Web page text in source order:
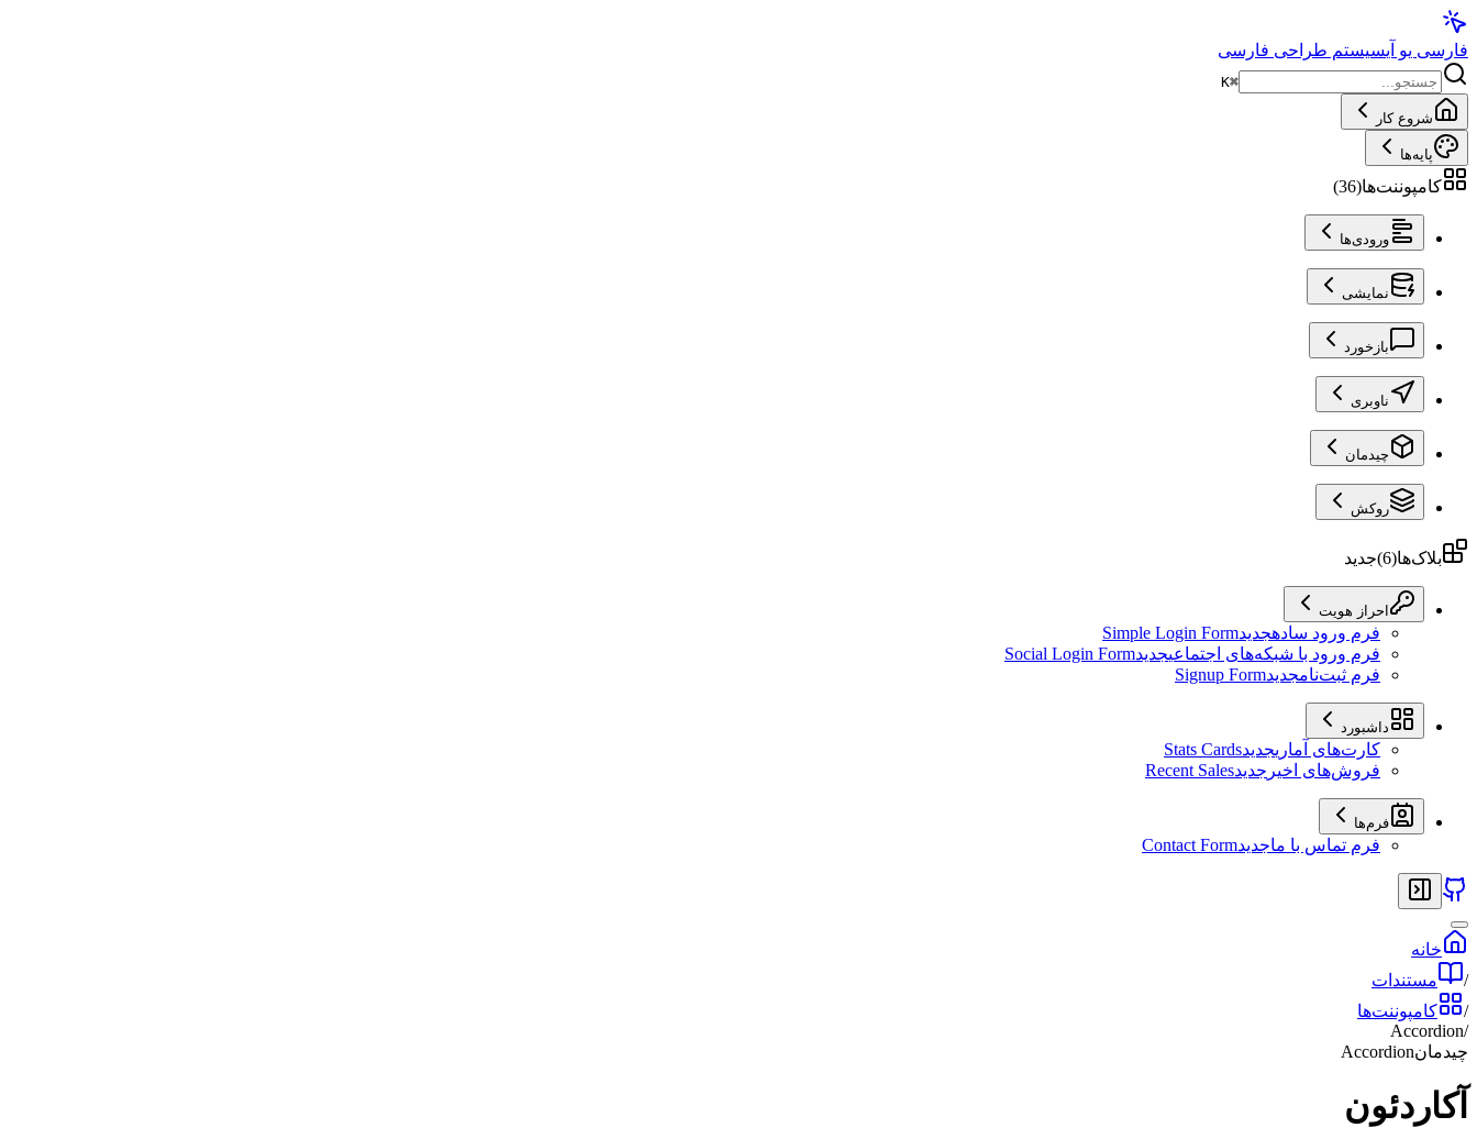
فارسی یو آیسیستم طراحی فارسی
⌘
K
شروع کار
پایه‌ها
کامپوننت‌ها(
36
)
ورودی‌ها
نمایشی
بازخورد
ناوبری
چیدمان
روکش
بلاک‌ها(
6
)جدید
احراز هویت
فرم ورود سادهجدیدSimple Login Form
فرم ورود با شبکه‌های اجتماعیجدیدSocial Login Form
فرم ثبت‌نامجدیدSignup Form
داشبورد
کارت‌های آماریجدیدStats Cards
فروش‌های اخیر جدیدRecent Sales
فرم‌ها
فرم تماس با ماجدیدContact Form
خانه
/
مستندات
/
کامپوننت‌ها
/
Accordion
چیدمانAccordion
آکاردئون